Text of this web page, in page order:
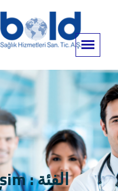
الفئة : Sağlık ve İletişim